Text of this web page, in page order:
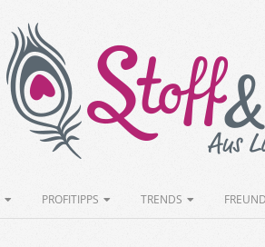
Stoff&Liebe
PROFITIPPS TRENDS